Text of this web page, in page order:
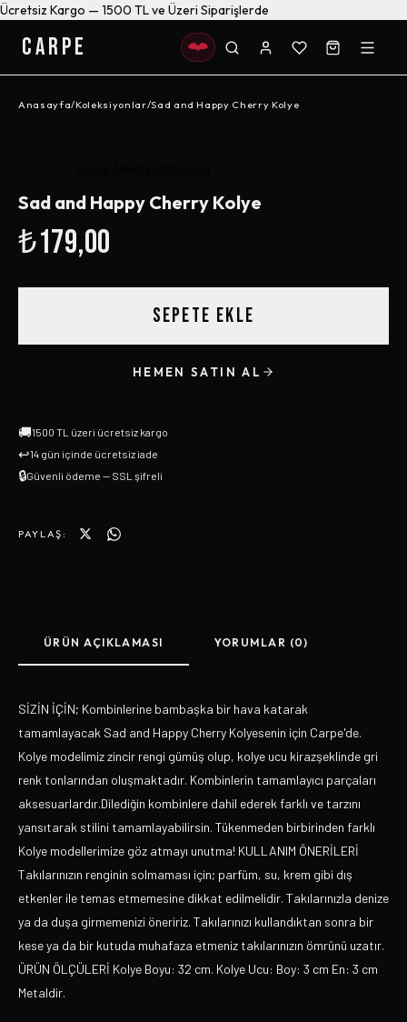
Ücretsiz Kargo — 1500 TL ve Üzeri Siparişlerde
CARPE
Anasayfa/Koleksiyonlar/Sad and Happy Cherry Kolye
Sad and Happy Cherry Kolye
₺179,00
SEPETE EKLE
HEMEN SATIN AL
🚚1500 TL üzeri ücretsiz kargo
↩14 gün içinde ücretsiz iade
🔒Güvenli ödeme — SSL şifreli
PAYLAŞ:
ÜRÜN AÇIKLAMASI YORUMLAR (0)
SİZİN İÇİN; Kombinlerine bambaşka bir hava katarak
tamamlayacak Sad and Happy Cherry Kolyesenin için Carpe'de.
Kolye modelimiz zincir rengi gümüş olup, kolye ucu kirazşeklinde gri
renk tonlarından oluşmaktadır. Kombinlerin tamamlayıcı parçaları
aksesuarlardır.Dilediğin kombinlere dahil ederek farklı ve tarzını
yansıtarak stilini tamamlayabilirsin. Tükenmeden birbirinden farklı
Kolye modellerimize göz atmayı unutma! KULLANIM ÖNERİLERİ
Takılarınızın renginin solmaması için; parfüm, su, krem gibi dış
etkenler ile temas etmemesine dikkat edilmelidir. Takılarınızla denize
ya da duşa girmemenizi öneririz. Takılarınızı kullandıktan sonra bir
kese ya da bir kutuda muhafaza etmeniz takılarınızın ömrünü uzatır.
ÜRÜN ÖLÇÜLERİ Kolye Boyu: 32 cm. Kolye Ucu: Boy: 3 cm En: 3 cm
Metaldir.